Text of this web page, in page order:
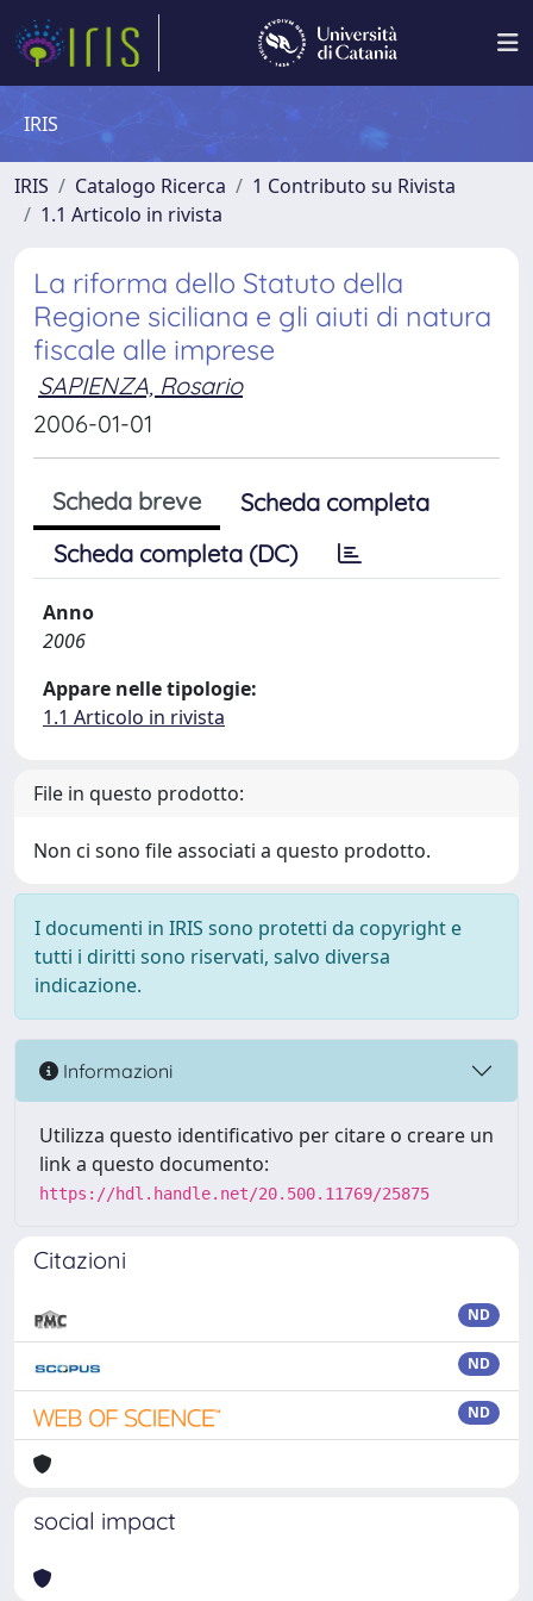
IRIS
IRIS Catalogo Ricerca
1 Contributo su Rivista
1.1 Articolo in rivista
La riforma dello Statuto della
Regione siciliana e gli aiuti di natura
fiscale alle imprese
SAPIENZA, Rosario
2006-01-01
Scheda breve
Scheda completa
Scheda completa (DC)
Anno
2006
Appare nelle tipologie:
1.1 Articolo in rivista
File in questo prodotto:
Non ci sono file associati a questo prodotto.
I documenti in IRIS sono protetti da copyright e
tutti i diritti sono riservati, salvo diversa
indicazione.
Informazioni
Utilizza questo identificativo per citare o creare un
link a questo documento:
https://hdl.handle.net/20.500.11769/25875
Citazioni
ND
ND
ND
social impact